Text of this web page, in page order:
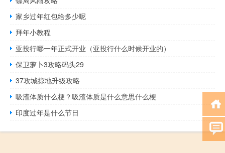
家乡过年红包给多少呢
拜年小教程
亚投行哪一年正式开业（亚投行什么时候开业的）
保卫萝卜3攻略码头29
37攻城掠地升级攻略
吸渣体质什么梗？吸渣体质是什么意思什么梗
印度过年是什么节日